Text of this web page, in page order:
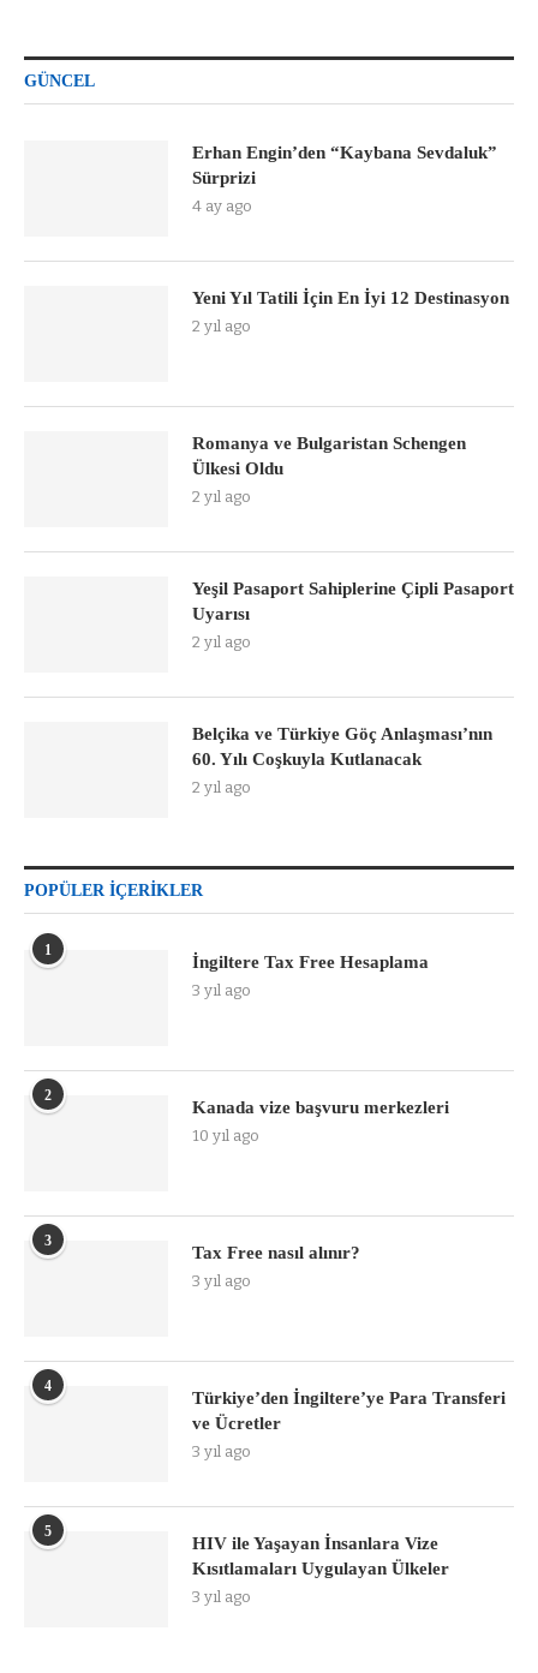
GÜNCEL
Erhan Engin’den “Kaybana Sevdaluk”
Sürprizi
4 ay ago
Yeni Yıl Tatili İçin En İyi 12 Destinasyon
2 yıl ago
Romanya ve Bulgaristan Schengen
Ülkesi Oldu
2 yıl ago
Yeşil Pasaport Sahiplerine Çipli Pasaport
Uyarısı
2 yıl ago
Belçika ve Türkiye Göç Anlaşması’nın
60. Yılı Coşkuyla Kutlanacak
2 yıl ago
POPÜLER İÇERIKLER
1
İngiltere Tax Free Hesaplama
3 yıl ago
2
Kanada vize başvuru merkezleri
10 yıl ago
3
Tax Free nasıl alınır?
3 yıl ago
4
Türkiye’den İngiltere’ye Para Transferi
ve Ücretler
3 yıl ago
5
HIV ile Yaşayan İnsanlara Vize
Kısıtlamaları Uygulayan Ülkeler
3 yıl ago